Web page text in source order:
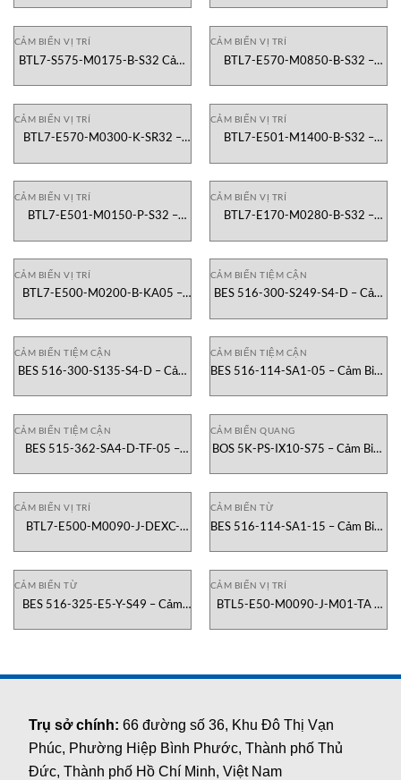
CẢM BIẾN VỊ TRÍ
BTL7-S575-M0175-B-S32 Cảm
CẢM BIẾN VỊ TRÍ
BTL7-E570-M0850-B-S32 –
CẢM BIẾN VỊ TRÍ
BTL7-E570-M0300-K-SR32 –
CẢM BIẾN VỊ TRÍ
BTL7-E501-M1400-B-S32 –
Thanh Balluff Việt Nam
CẢM BIẾN VỊ TRÍ
BTL7-E501-M0150-P-S32 –
Vietnam
CẢM BIẾN VỊ TRÍ
BTL7-E170-M0280-B-S32 –
Vietnam
CẢM BIẾN VỊ TRÍ
BTL7-E500-M0200-B-KA05 –
CẢM BIẾN TIỆM CẬN
BES 516-300-S249-S4-D – Cảm
CẢM BIẾN TIỆM CẬN
BES 516-300-S135-S4-D – Cảm
CẢM BIẾN TIỆM CẬN
BES 516-114-SA1-05 – Cảm Biến
CẢM BIẾN TIỆM CẬN
BES 515-362-SA4-D-TF-05 –
Vietnam
CẢM BIẾN QUANG
BOS 5K-PS-IX10-S75 – Cảm Biến
CẢM BIẾN VỊ TRÍ
BTL7-E500-M0090-J-DEXC-
Tính Balluff Việt Nam
CẢM BIẾN TỪ
BES 516-114-SA1-15 – Cảm Biến
Nam
CẢM BIẾN TỪ
BES 516-325-E5-Y-S49 – Cảm
Việt Nam
CẢM BIẾN VỊ TRÍ
BTL5-E50-M0090-J-M01-TA –
Việt Nam
Trụ sở chính:66 đường số 36, Khu Đô Thị Vạn
Phúc, Phường Hiệp Bình Phước, Thành phố Thủ
Đức, Thành phố Hồ Chí Minh, Việt Nam